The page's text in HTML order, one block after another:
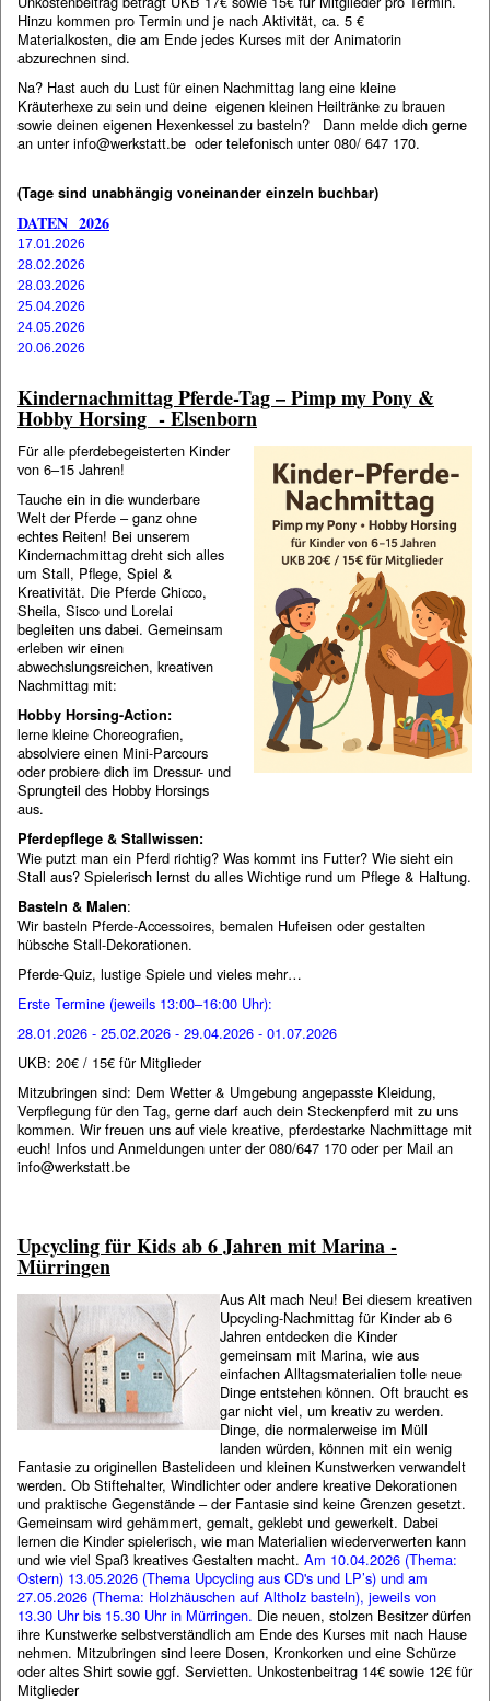
Hinzu kommen pro Termin und je nach Aktivität, ca. 5 €
Materialkosten, die am Ende jedes Kurses mit der Animatorin
abzurechnen sind.
Na? Hast auch du Lust für einen Nachmittag lang eine kleine
Kräuterhexe zu sein und deine eigenen kleinen Heiltränke zu brauen
sowie deinen eigenen Hexenkessel zu basteln? Dann melde dich gerne
an unter info@werkstatt.be oder telefonisch unter 080/ 647 170.
(Tage sind unabhängig voneinander einzeln buchbar)
DATEN 2026
17.01.2026
28.02.2026
28.03.2026
25.04.2026
24.05.2026
20.06.2026
Kindernachmittag Pferde-Tag – Pimp my Pony &
Hobby Horsing - Elsenborn
Für alle pferdebegeisterten Kinder
von 6–15 Jahren!
Tauche ein in die wunderbare
Welt der Pferde – ganz ohne
echtes Reiten! Bei unserem
Kindernachmittag dreht sich alles
um Stall, Pflege, Spiel &
Kreativität. Die Pferde Chicco,
Sheila, Sisco und Lorelai
begleiten uns dabei. Gemeinsam
erleben wir einen
abwechslungsreichen, kreativen
Nachmittag mit:
Hobby Horsing-Action:
lerne kleine Choreografien,
absolviere einen Mini-Parcours
oder probiere dich im Dressur- und
Sprungteil des Hobby Horsings
aus.
Pferdepflege & Stallwissen:
Wie putzt man ein Pferd richtig? Was kommt ins Futter? Wie sieht ein
Stall aus? Spielerisch lernst du alles Wichtige rund um Pflege & Haltung.
Basteln & Malen:
Wir basteln Pferde-Accessoires, bemalen Hufeisen oder gestalten
hübsche Stall-Dekorationen.
Pferde-Quiz, lustige Spiele und vieles mehr…
Erste Termine (jeweils 13:00–16:00 Uhr):
28.01.2026 - 25.02.2026 - 29.04.2026 - 01.07.2026
UKB: 20€ / 15€ für Mitglieder
Mitzubringen sind: Dem Wetter & Umgebung angepasste Kleidung,
Verpflegung für den Tag, gerne darf auch dein Steckenpferd mit zu uns
kommen. Wir freuen uns auf viele kreative, pferdestarke Nachmittage mit
euch! Infos und Anmeldungen unter der 080/647 170 oder per Mail an
info@werkstatt.be
Upcycling für Kids ab 6 Jahren mit Marina -
Mürringen
Aus Alt mach Neu! Bei diesem kreativen
Upcycling-Nachmittag für Kinder ab 6
Jahren entdecken die Kinder
gemeinsam mit Marina, wie aus
einfachen Alltagsmaterialien tolle neue
Dinge entstehen können. Oft braucht es
gar nicht viel, um kreativ zu werden.
Dinge, die normalerweise im Müll
landen würden, können mit ein wenig
Fantasie zu originellen Bastelideen und kleinen Kunstwerken verwandelt
werden. Ob Stiftehalter, Windlichter oder andere kreative Dekorationen
und praktische Gegenstände – der Fantasie sind keine Grenzen gesetzt.
Gemeinsam wird gehämmert, gemalt, geklebt und gewerkelt. Dabei
lernen die Kinder spielerisch, wie man Materialien wiederverwerten kann
und wie viel Spaß kreatives Gestalten macht. Am 10.04.2026 (Thema:
Ostern) 13.05.2026 (Thema Upcycling aus CD's und LP’s) und am
27.05.2026 (Thema: Holzhäuschen auf Altholz basteln), jeweils von
13.30 Uhr bis 15.30 Uhr in Mürringen. Die neuen, stolzen Besitzer dürfen
ihre Kunstwerke selbstverständlich am Ende des Kurses mit nach Hause
nehmen. Mitzubringen sind leere Dosen, Kronkorken und eine Schürze
oder altes Shirt sowie ggf. Servietten. Unkostenbeitrag 14€ sowie 12€ für
Mitglieder